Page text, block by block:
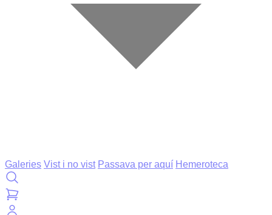
Galeries Vist i no vist Passava per aquí Hemeroteca